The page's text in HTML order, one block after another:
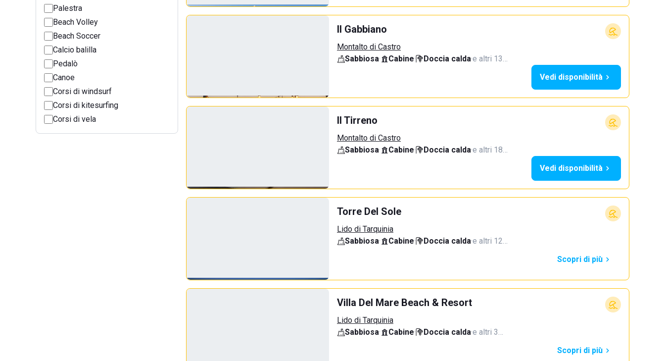
Palestra
Beach Volley
Beach Soccer
Calcio balilla
Pedalò
Canoe
Corsi di windsurf
Corsi di kitesurfing
Corsi di vela
Il Gabbiano
Montalto di Castro
Sabbiosa· Cabine· Doccia calda·e altri 13…
Vedi disponibilità
Il Tirreno
Montalto di Castro
Sabbiosa· Cabine· Doccia calda·e altri 18…
Vedi disponibilità
Torre Del Sole
Lido di Tarquinia
Sabbiosa· Cabine· Doccia calda·e altri 12…
Scopri di più
Villa Del Mare Beach & Resort
Lido di Tarquinia
Sabbiosa· Cabine· Doccia calda·e altri 3…
Scopri di più